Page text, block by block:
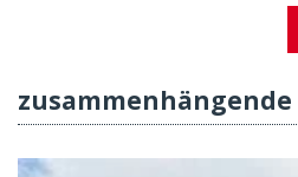
zusammenhängende